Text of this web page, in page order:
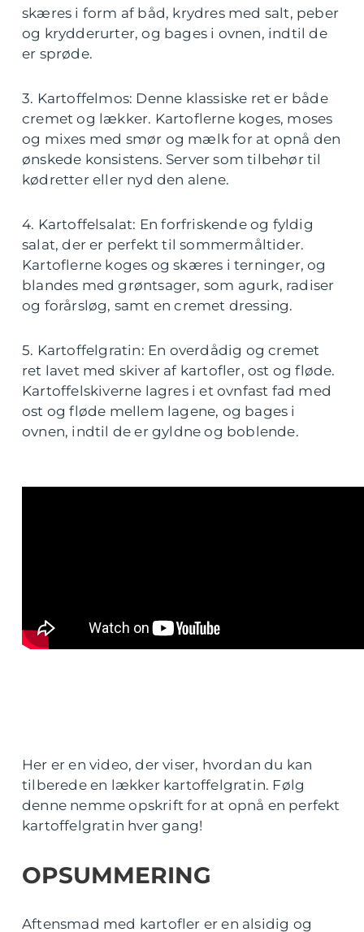
skæres i form af båd, krydres med salt, peber
og krydderurter, og bages i ovnen, indtil de
er sprøde.
3. Kartoffelmos: Denne klassiske ret er både
cremet og lækker. Kartoflerne koges, moses
og mixes med smør og mælk for at opnå den
ønskede konsistens. Server som tilbehør til
kødretter eller nyd den alene.
4. Kartoffelsalat: En forfriskende og fyldig
salat, der er perfekt til sommermåltider.
Kartoflerne koges og skæres i terninger, og
blandes med grøntsager, som agurk, radiser
og forårsløg, samt en cremet dressing.
5. Kartoffelgratin: En overdådig og cremet
ret lavet med skiver af kartofler, ost og fløde.
Kartoffelskiverne lagres i et ovnfast fad med
ost og fløde mellem lagene, og bages i
ovnen, indtil de er gyldne og boblende.
Her er en video, der viser, hvordan du kan
tilberede en lækker kartoffelgratin. Følg
denne nemme opskrift for at opnå en perfekt
kartoffelgratin hver gang!
OPSUMMERING
Aftensmad med kartofler er en alsidig og